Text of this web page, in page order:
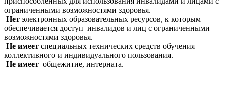
ограниченными возможностями здоровья.
Нет электронных образовательных ресурсов, к которым
обеспечивается доступ инвалидов и лиц с ограниченными
возможностями здоровья.
Не имеет специальных технических средств обучения
коллективного и индивидуального пользования.
Не имеет общежитие, интерната.